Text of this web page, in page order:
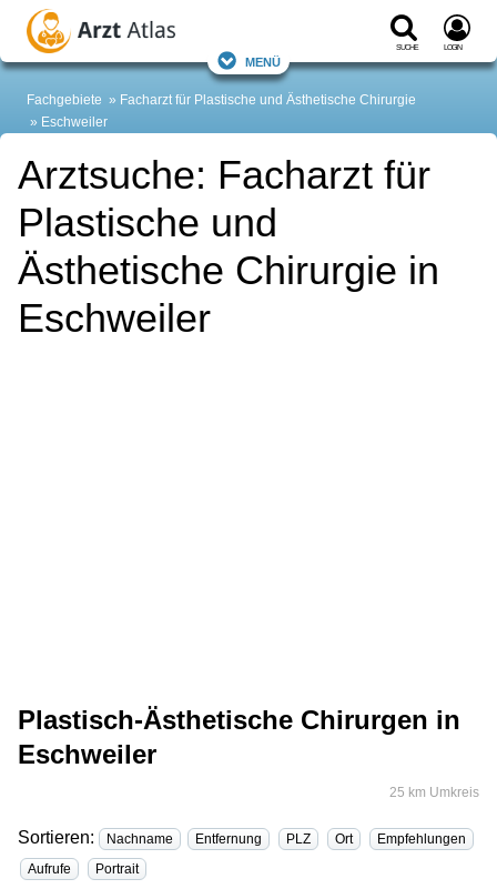
Suche Login
Menü
Fachgebiete
Facharzt für Plastische und Ästhetische Chirurgie
Eschweiler
Arztsuche: Facharzt für
Plastische und
Ästhetische Chirurgie in
Eschweiler
Plastisch-Ästhetische Chirurgen in
Eschweiler
25 km Umkreis
Sortieren: Nachname Entfernung PLZ Ort
Empfehlungen
Aufrufe
Portrait